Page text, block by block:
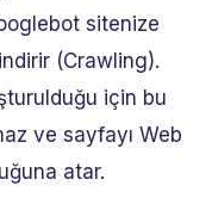
sitenize
(Crawling).
için bu
ve sayfayı Web
atar.